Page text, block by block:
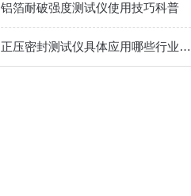
铝箔耐破强度测试仪使用技巧科普
正压密封测试仪具体应用哪些行业,快来了解一下吧